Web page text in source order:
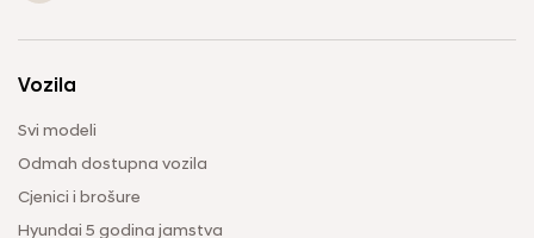
Vozila
Svi modeli
Odmah dostupna vozila
Cjenici i brošure
Hyundai 5 godina jamstva